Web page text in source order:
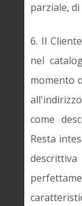
parziale,
6. Il
nel
momento
come
Resta